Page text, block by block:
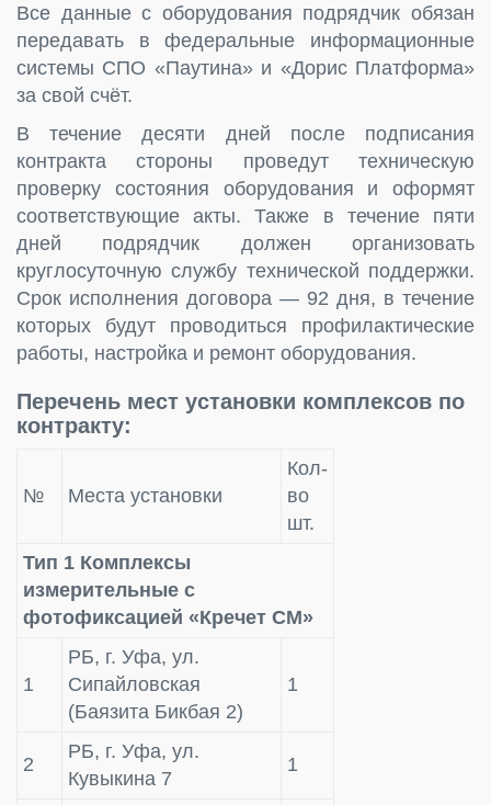
Все данные с оборудования подрядчик обязан
передавать в федеральные информационные
системы СПО «Паутина» и «Дорис Платформа»
за свой счёт.
В течение десяти дней после подписания
контракта стороны проведут техническую
проверку состояния оборудования и оформят
соответствующие акты. Также в течение пяти
дней подрядчик должен организовать
круглосуточную службу технической поддержки.
Срок исполнения договора — 92 дня, в течение
которых будут проводиться профилактические
работы, настройка и ремонт оборудования.
Перечень мест установки комплексов по
контракту:
№ Места установки
Кол-
во
шт.
Тип 1 Комплексы
измерительные с
фотофиксацией «Кречет СМ»
1
РБ, г. Уфа, ул.
Сипайловская
(Баязита Бикбая 2)
1
2
РБ, г. Уфа, ул.
Кувыкина 7
1